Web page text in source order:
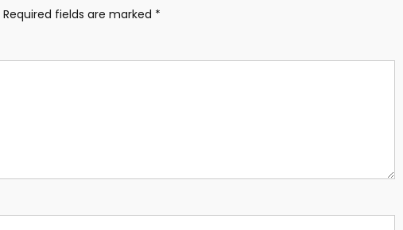
Required fields are marked *